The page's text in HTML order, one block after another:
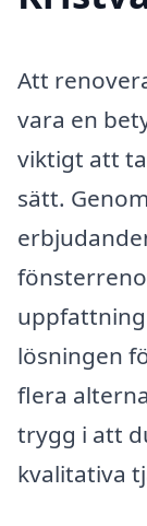
Att
vara en
viktigt att
sätt.
uppfattning
lösningen
flera
trygg i att
kvalitativa